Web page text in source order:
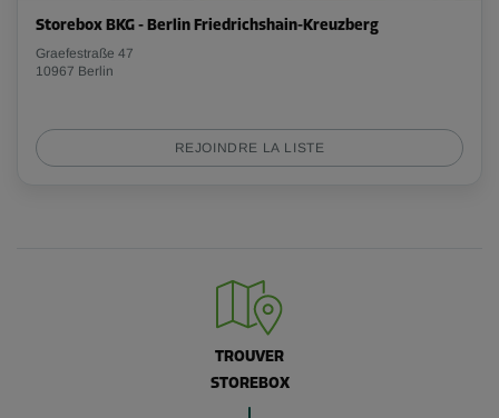
Storebox BKG - Berlin Friedrichshain-Kreuzberg
Graefestraße 47
10967 Berlin
REJOINDRE LA LISTE
TROUVER
STOREBOX